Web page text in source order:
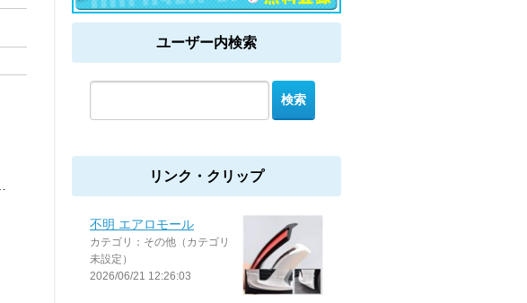
ユーザー内検索
リンク・クリップ
不明 エアロモール
カテゴリ：その他（カテゴリ
未設定）
2026/06/21 12:26:03